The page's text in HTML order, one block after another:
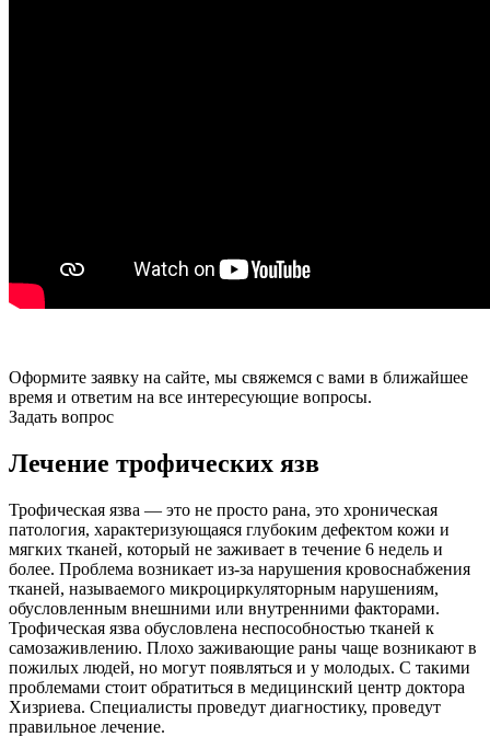
Оформите заявку на сайте, мы свяжемся с вами в ближайшее
время и ответим на все интересующие вопросы.
Задать вопрос
Лечение трофических язв
Трофическая язва — это не просто рана, это хроническая
патология, характеризующаяся глубоким дефектом кожи и
мягких тканей, который не заживает в течение 6 недель и
более. Проблема возникает из-за нарушения кровоснабжения
тканей, называемого микроциркуляторным нарушениям,
обусловленным внешними или внутренними факторами.
Трофическая язва обусловлена неспособностью тканей к
самозаживлению. Плохо заживающие раны чаще возникают в
пожилых людей, но могут появляться и у молодых. С такими
проблемами стоит обратиться в медицинский центр доктора
Хизриева. Специалисты проведут диагностику, проведут
правильное лечение.